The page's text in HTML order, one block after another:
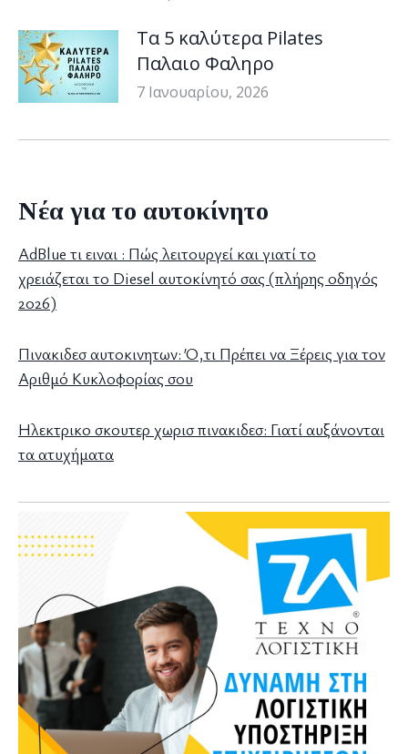
Τα 5 καλύτερα Pilates
Παλαιο Φαληρο
7 Ιανουαρίου, 2026
Νέα για το αυτοκίνητο
AdBlue τι ειναι : Πώς λειτουργεί και γιατί το
χρειάζεται το Diesel αυτοκίνητό σας (πλήρης οδηγός
2026)
Πινακιδεσ αυτοκινητων: Ό,τι Πρέπει να Ξέρεις για τον
Αριθμό Κυκλοφορίας σου
Ηλεκτρικο σκουτερ χωρισ πινακιδεσ: Γιατί αυξάνονται
τα ατυχήματα